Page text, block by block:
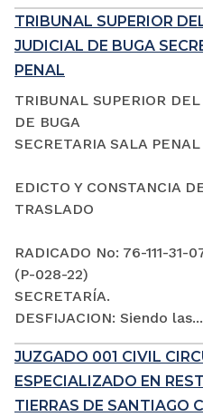
TRIBUNAL SUPERIOR
JUDICIAL DE BUGA
PENAL
TRIBUNAL SUPERIOR
DE BUGA
SECRETARIA SALA PENAL
EDICTO Y CONSTANCIA
TRASLADO
RADICADO No: 76-111-31-
(P-028-22)
SECRETARÍA.
DESFIJACION: Siendo las...
JUZGADO 001 CIVIL
ESPECIALIZADO EN
TIERRAS DE SANTIAGO